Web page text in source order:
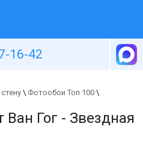
16-42
\ Фотообои Топ 100 \
Ван Гог - Звездная